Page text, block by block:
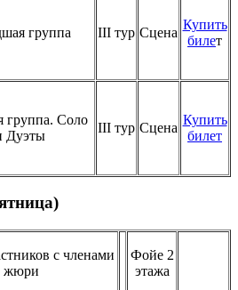
группа III тур Сцена
Купить
билет
группа. Соло
Дуэты
III тур Сцена
Купить
билет
с членами
жюри
Фойе 2
этажа